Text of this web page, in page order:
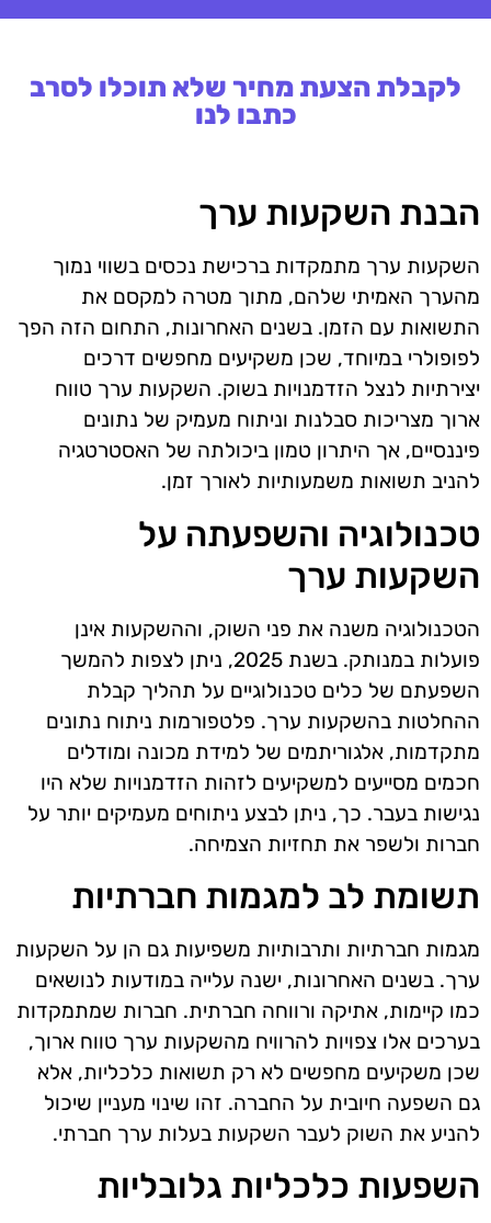
לקבלת הצעת מחיר שלא תוכלו לסרב
כתבו לנו
הבנת השקעות ערך
השקעות ערך מתמקדות ברכישת נכסים בשווי נמוך
מהערך האמיתי שלהם, מתוך מטרה למקסם את
התשואות עם הזמן. בשנים האחרונות, התחום הזה הפך
לפופולרי במיוחד, שכן משקיעים מחפשים דרכים
יצירתיות לנצל הזדמנויות בשוק. השקעות ערך טווח
ארוך מצריכות סבלנות וניתוח מעמיק של נתונים
פיננסיים, אך היתרון טמון ביכולתה של האסטרטגיה
להניב תשואות משמעותיות לאורך זמן.
טכנולוגיה והשפעתה על
השקעות ערך
הטכנולוגיה משנה את פני השוק, וההשקעות אינן
פועלות במנותק. בשנת 2025, ניתן לצפות להמשך
השפעתם של כלים טכנולוגיים על תהליך קבלת
ההחלטות בהשקעות ערך. פלטפורמות ניתוח נתונים
מתקדמות, אלגוריתמים של למידת מכונה ומודלים
חכמים מסייעים למשקיעים לזהות הזדמנויות שלא היו
נגישות בעבר. כך, ניתן לבצע ניתוחים מעמיקים יותר על
חברות ולשפר את תחזיות הצמיחה.
תשומת לב למגמות חברתיות
מגמות חברתיות ותרבותיות משפיעות גם הן על השקעות
ערך. בשנים האחרונות, ישנה עלייה במודעות לנושאים
כמו קיימות, אתיקה ורווחה חברתית. חברות שמתמקדות
בערכים אלו צפויות להרוויח מהשקעות ערך טווח ארוך,
שכן משקיעים מחפשים לא רק תשואות כלכליות, אלא
גם השפעה חיובית על החברה. זהו שינוי מעניין שיכול
להניע את השוק לעבר השקעות בעלות ערך חברתי.
השפעות כלכליות גלובליות